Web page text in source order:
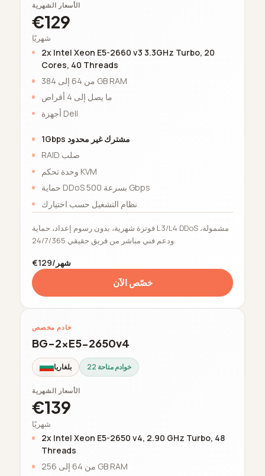
الأسعار الشهرية
€129
شهريًا
2x Intel Xeon E5-2660 v3 3.3GHz Turbo, 20
Cores, 40 Threads
من 64 إلى 384 GB RAM
ما يصل إلى 4 أقراص
أجهزة Dell
1Gbps مشترك غير محدود
RAID صلب
وحدة تحكم KVM
حماية DDoS بسرعة 500 Gbps
نظام التشغيل حسب اختيارك
فوترة شهرية، بدون رسوم إعداد، حماية L3/L4 DDoS مشمولة،
ودعم فني مباشر من فريق حقيقي 24/7/365.
€129/شهر
خصّص الآن
خادم مخصص
BG-2xE5-2650v4
بلغاريا 22 خوادم متاحة
الأسعار الشهرية
€139
شهريًا
2x Intel Xeon E5-2650 v4, 2.90 GHz Turbo, 48
Threads
من 64 إلى 256 GB RAM